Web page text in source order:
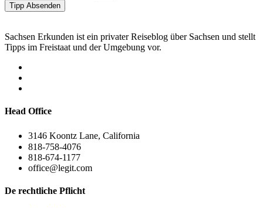
Tipp Absenden
Sachsen Erkunden ist ein privater Reiseblog über Sachsen und stellt
Tipps im Freistaat und der Umgebung vor.
Head Office
3146 Koontz Lane, California
818-758-4076
818-674-1177
office@legit.com
De rechtliche Pflicht